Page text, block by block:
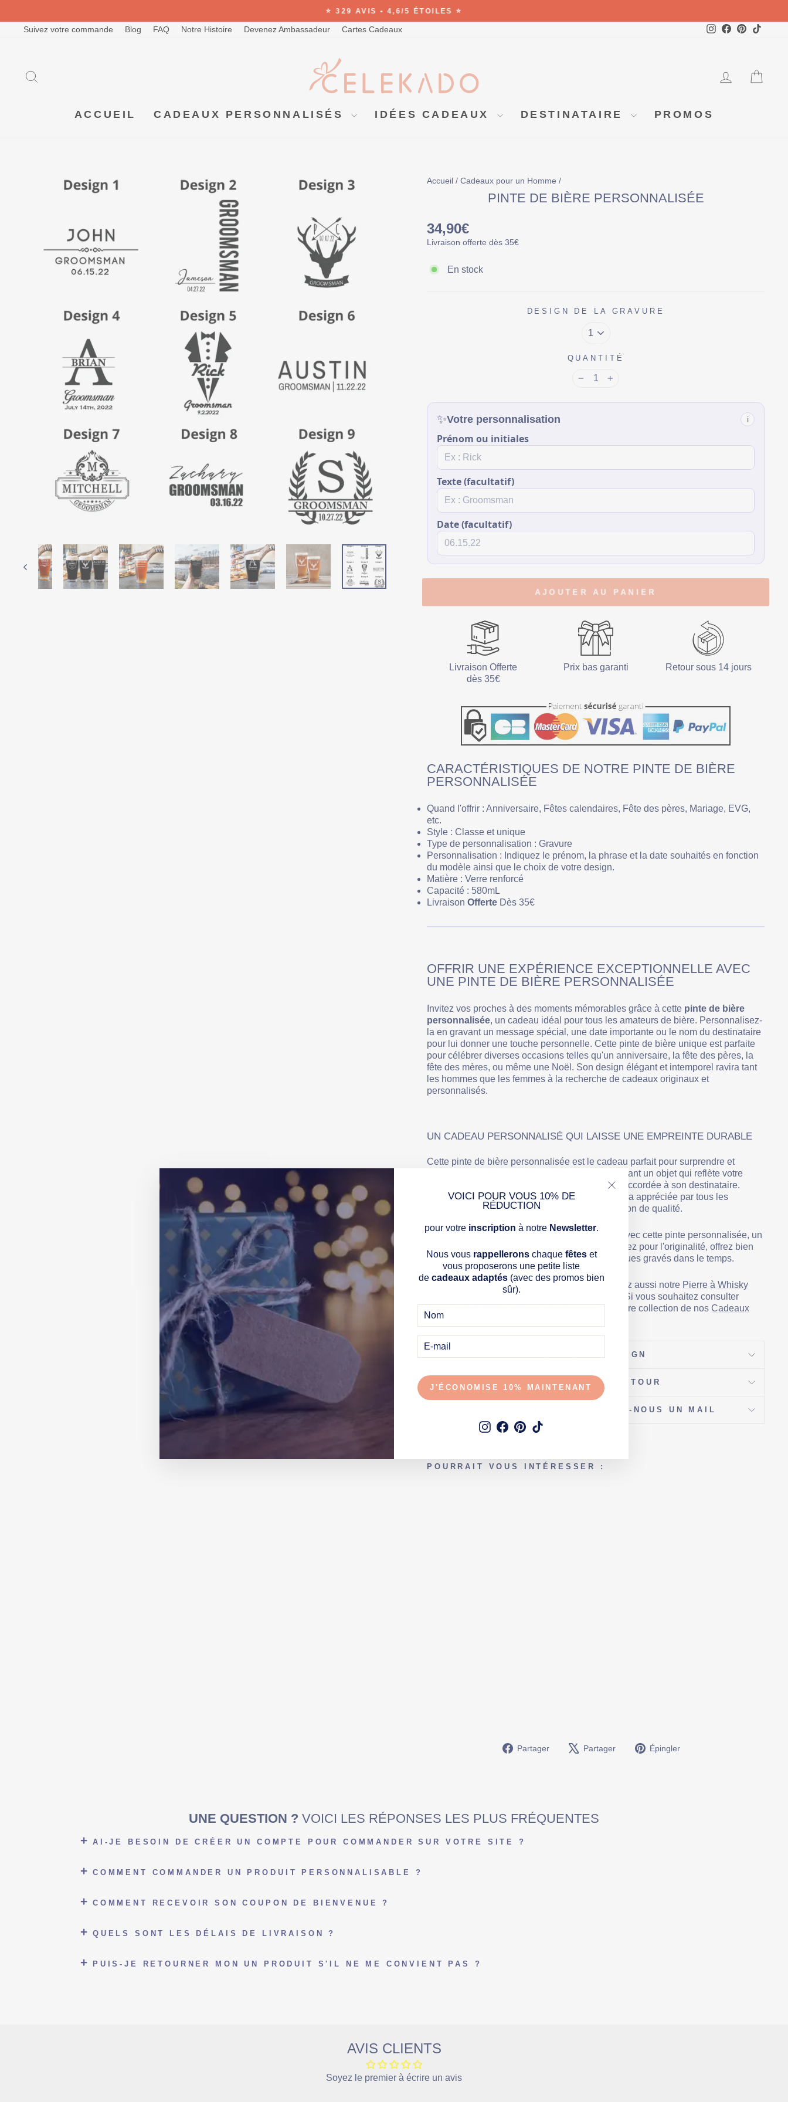
contenu
Diaporama
Pause
⭐ 329 AVIS • 4,6/5 ÉTOILES ⭐
Suivez votre commande Blog FAQ Notre Histoire Devenez Ambassadeur Cartes Cadeaux Instagram
Facebook
Pinterest
SE
ACCUEIL CADEAUX PERSONNALISÉS IDÉES CADEAUX DESTINATAIRE PROMOS
VOICI POUR VOUS 10% DE
RÉDUCTION
pour votre inscription à notre Newsletter.
Nous vous rappelleronschaque fêteset
vous proposerons une petite liste
de cadeaux adaptés(avec des promos bien
sûr).
J'ÉCONOMISE 10% MAINTENANT
InstagramFacebook
Pinterest
"Fermer
(Esc)"
Accueil / Cadeaux pour un Homme /
PINTE DE BIÈRE PERSONNALISÉE
Prix
régulier
34,90€
Livraison offerte dès 35€
En stock
DESIGN DE LA GRAVURE
QUANTITÉ
✨Votre personnalisation i
Prénom ou initiales
Texte (facultatif)
Date (facultatif)
AJOUTER AU PANIER
Livraison Offerte
dès 35€
Prix bas garanti Retour sous 14 jours
CARACTÉRISTIQUES DE NOTRE PINTE DE BIÈRE
PERSONNALISÉE
Quand l'offrir : Anniversaire, Fêtes calendaires, Fête des pères, Mariage, EVG,
etc.
Style : Classe et unique
Type de personnalisation : Gravure
Personnalisation : Indiquez le prénom, la phrase et la date souhaités en fonction
du modèle ainsi que le choix de votre design.
Matière : Verre renforcé
Capacité : 580mL
Livraison Offerte Dès 35€
OFFRIR UNE EXPÉRIENCE EXCEPTIONNELLE AVEC
UNE PINTE DE BIÈRE PERSONNALISÉE
Invitez vos proches à des moments mémorables grâce à cette pinte de bière
personnalisée, un cadeau idéal pour tous les amateurs de bière. Personnalisez-
la en gravant un message spécial, une date importante ou le nom du destinataire
pour lui donner une touche personnelle. Cette pinte de bière unique est parfaite
pour célébrer diverses occasions telles qu'un anniversaire, la fête des pères, la
fête des mères, ou même une Noël. Son design élégant et intemporel ravira tant
les hommes que les femmes à la recherche de cadeaux originaux et
personnalisés.
UN CADEAU PERSONNALISÉ QUI LAISSE UNE EMPREINTE DURABLE
Cette pinte de bière personnalisée est le cadeau parfait pour surprendre et
émerveiller. Offrez une expérience unique en offrant un objet qui reflète votre
identité, un présent qui soulignera l'importance accordée à son destinataire.
Grâce à son design raffiné et sa praticité, elle sera appréciée par tous les
amateurs de bière ou ceux appréciant une boisson de qualité.
Chaque dégustation de bière devient spéciale avec cette pinte personnalisée, un
geste touchant qui sera pleinement valorisé. Optez pour l'originalité, offrez bien
plus qu'un simple verre : offrez des instants uniques gravés dans le temps.
Vous cherchez une autre idée cadeau, découvrez aussi notre Pierre à Whisky
ou encore notre
. Si vous souhaitez consulter
davantage d'idées cadeaux, rendez-vous sur notre collection de nos Cadeaux
pour Homme
CHOIX DU DESIGN
LIVRAISON ET RETOUR
UNE QUESTION ? ENVOYEZ-NOUS UN MAIL
POURRAIT VOUS INTÉRESSER :
Partager
PartagerPartager
TweeterÉpingler
UNE QUESTION ? VOICI LES RÉPONSES LES PLUS FRÉQUENTES
AI-JE BESOIN DE CRÉER UN COMPTE POUR COMMANDER SUR VOTRE SITE ?
COMMENT COMMANDER UN PRODUIT PERSONNALISABLE ?
COMMENT RECEVOIR SON COUPON DE BIENVENUE ?
QUELS SONT LES DÉLAIS DE LIVRAISON ?
PUIS-JE RETOURNER MON UN PRODUIT S'IL NE ME CONVIENT PAS ?
AVIS CLIENTS
Soyez le premier à écrire un avis